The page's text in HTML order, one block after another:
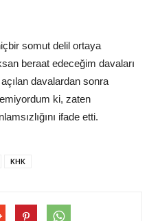
somut delil ortaya
beraat edeceğim davaları
davalardan sonra
ki, zaten
ifade etti.
KHK